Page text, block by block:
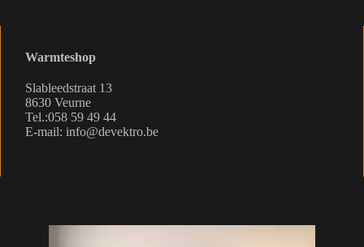
Warmteshop
Slableedstraat 13
8630 Veurne
Tel.:058 59 49 44
E-mail: info@devektro.be